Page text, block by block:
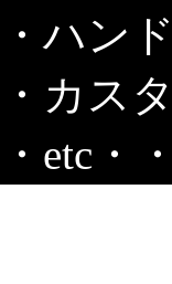
・ハン
・カス
・etc・